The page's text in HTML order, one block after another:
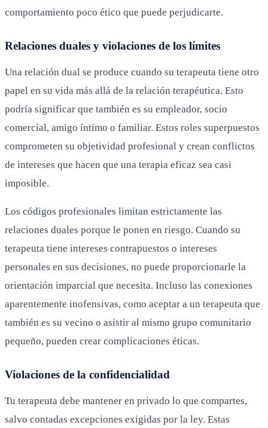
comportamiento poco ético que puede perjudicarte.
Relaciones duales y violaciones de los límites
Una relación dual se produce cuando su terapeuta tiene otro
papel en su vida más allá de la relación terapéutica. Esto
podría significar que también es su empleador, socio
comercial, amigo íntimo o familiar. Estos roles superpuestos
comprometen su objetividad profesional y crean conflictos
de intereses que hacen que una terapia eficaz sea casi
imposible.
Los códigos profesionales limitan estrictamente las
relaciones duales porque le ponen en riesgo. Cuando su
terapeuta tiene intereses contrapuestos o intereses
personales en sus decisiones, no puede proporcionarle la
orientación imparcial que necesita. Incluso las conexiones
aparentemente inofensivas, como aceptar a un terapeuta que
también es su vecino o asistir al mismo grupo comunitario
pequeño, pueden crear complicaciones éticas.
Violaciones de la confidencialidad
Tu terapeuta debe mantener en privado lo que compartes,
salvo contadas excepciones exigidas por la ley. Estas